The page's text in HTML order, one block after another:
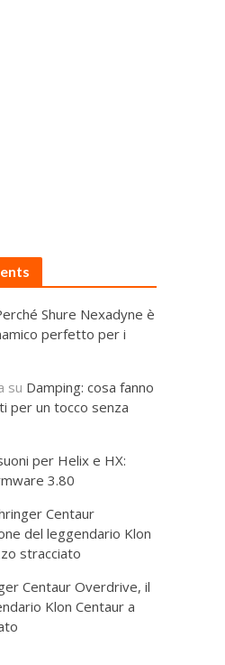
Shure Nexadyne è
perfetto per i
su Damping: cosa fanno
per un tocco senza
per Helix e HX:
3.80
Centaur
del leggendario Klon
stracciato
Centaur Overdrive, il
Klon Centaur a